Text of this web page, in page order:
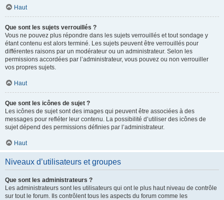
Haut
Que sont les sujets verrouillés ?
Vous ne pouvez plus répondre dans les sujets verrouillés et tout sondage y
étant contenu est alors terminé. Les sujets peuvent être verrouillés pour
différentes raisons par un modérateur ou un administrateur. Selon les
permissions accordées par l’administrateur, vous pouvez ou non verrouiller
vos propres sujets.
Haut
Que sont les icônes de sujet ?
Les icônes de sujet sont des images qui peuvent être associées à des
messages pour refléter leur contenu. La possibilité d’utiliser des icônes de
sujet dépend des permissions définies par l’administrateur.
Haut
Niveaux d’utilisateurs et groupes
Que sont les administrateurs ?
Les administrateurs sont les utilisateurs qui ont le plus haut niveau de contrôle
sur tout le forum. Ils contrôlent tous les aspects du forum comme les